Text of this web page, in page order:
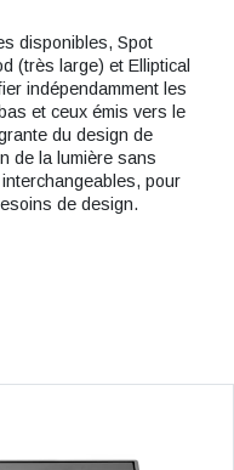
disponibles, Spot
(très large) et Elliptical
indépendamment les
et ceux émis vers le
du design de
de la lumière sans
pour
de design.